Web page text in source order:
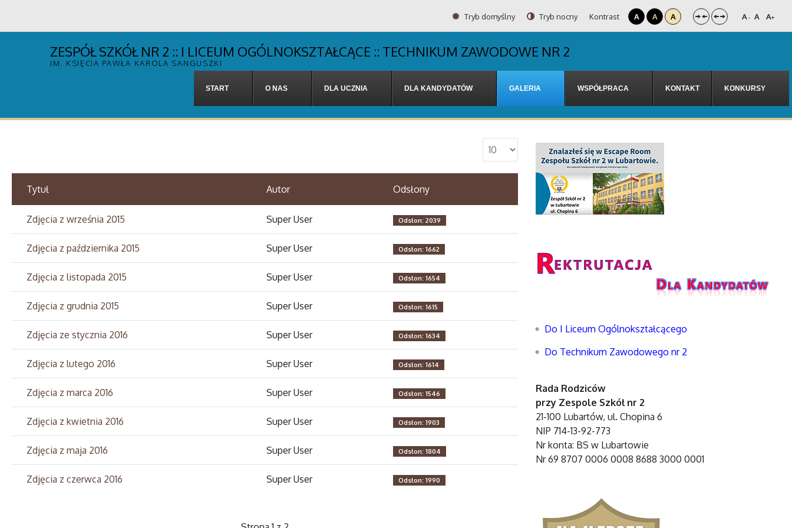
Tryb domyślny Tryb nocny Kontrast A A A A- A A+
ZESPÓŁ SZKÓŁ NR 2 :: I LICEUM OGÓLNOKSZTAŁCĄCE :: TECHNIKUM ZAWODOWE NR 2
IM. KSIĘCIA PAWŁA KAROLA SANGUSZKI
START O NAS DLA UCZNIA DLA KANDYDATÓW GALERIA WSPÓŁPRACA KONTAKT KONKURSY
Tytuł Autor Odsłony
Zdjęcia z września 2015 Super User Odsłon: 2039
Zdjęcia z października 2015 Super User Odsłon: 1662
Zdjęcia z listopada 2015 Super User Odsłon: 1654
Zdjęcia z grudnia 2015 Super User Odsłon: 1615
Zdjęcia ze stycznia 2016 Super User Odsłon: 1634
Zdjęcia z lutego 2016 Super User Odsłon: 1614
Zdjęcia z marca 2016 Super User Odsłon: 1546
Zdjęcia z kwietnia 2016 Super User Odsłon: 1903
Zdjęcia z maja 2016 Super User Odsłon: 1804
Zdjęcia z czerwca 2016 Super User Odsłon: 1990
Do I Liceum Ogólnokształcącego
Do Technikum Zawodowego nr 2
Rada Rodziców
przy Zespole Szkół nr 2
21-100 Lubartów, ul. Chopina 6
NIP 714-13-92-773
Nr konta: BS w Lubartowie
Nr 69 8707 0006 0008 8688 3000 0001